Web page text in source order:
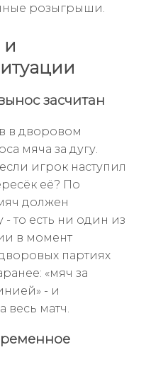
розыгрыши.
и
засчитан
в дворовом
мяча за дугу.
игрок наступил
её? По
должен
- то есть ни один из
в момент
партиях
«мяч за
- и
весь матч.